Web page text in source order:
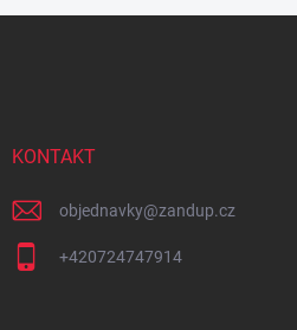
KONTAKT
objednavky@zandup.cz
+420724747914